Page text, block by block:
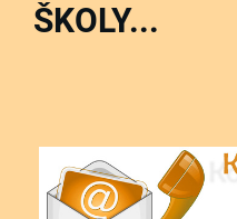
ŠKOLY...